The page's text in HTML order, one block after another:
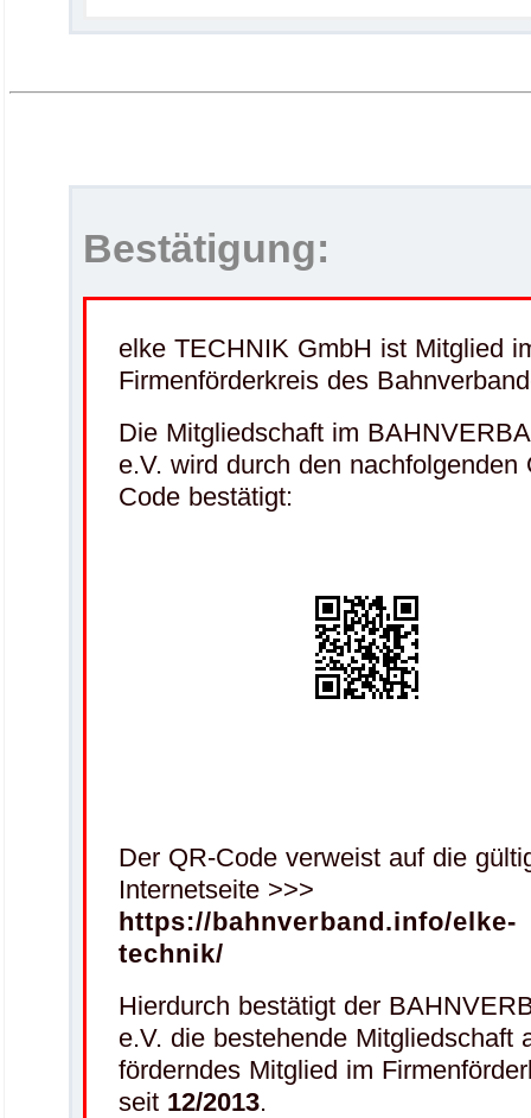
Bestätigung:
elke TECHNIK GmbH ist Mitglied
Firmenförderkreis des
Die Mitgliedschaft im
e.V. wird durch den nachfolgenden
Code bestätigt:
Der QR-Code verweist auf die
Internetseite >>>
https://bahnverband.info/elke-
technik/
Hierdurch bestätigt der
e.V. die bestehende Mitgliedschaft
förderndes Mitglied im
seit 12/2013.